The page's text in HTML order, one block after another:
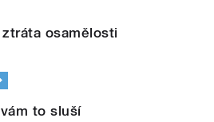
osamělosti
to sluší